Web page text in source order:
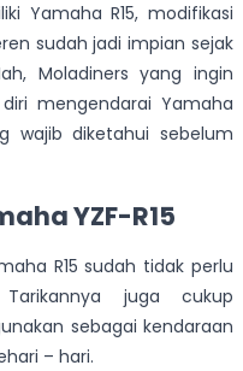
Yamaha R15, modifikasi
sudah jadi impian sejak
Moladiners yang ingin
mengendarai Yamaha
wajib diketahui sebelum
YZF-R15
R15 sudah tidak perlu
juga cukup
sebagai kendaraan
– hari.